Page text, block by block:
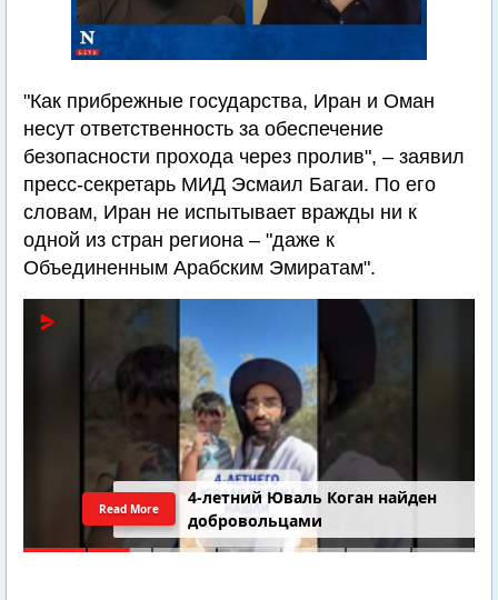
"Как прибрежные государства, Иран и Оман
несут ответственность за обеспечение
безопасности прохода через пролив", – заявил
пресс-секретарь МИД Эсмаил Багаи. По его
словам, Иран не испытывает вражды ни к
одной из стран региона – "даже к
Объединенным Арабским Эмиратам".
4-летний Юваль Коган найден
добровольцами
Read More